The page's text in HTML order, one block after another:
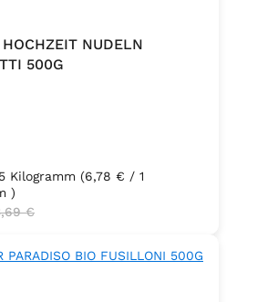
NUDELN
500G
Kilogramm (6,78 € / 1
)
Preis:
€